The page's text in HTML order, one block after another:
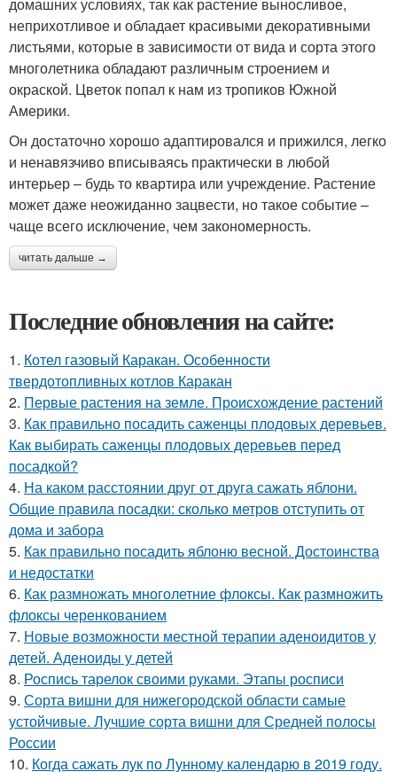
неприхотливое и обладает красивыми декоративными
листьями, которые в зависимости от вида и сорта этого
многолетника обладают различным строением и
окраской. Цветок попал к нам из тропиков Южной
Америки.
Он достаточно хорошо адаптировался и прижился, легко
и ненавязчиво вписываясь практически в любой
интерьер – будь то квартира или учреждение. Растение
может даже неожиданно зацвести, но такое событие –
чаще всего исключение, чем закономерность.
читать дальше →
Последние обновления на сайте:
1. Котел газовый Каракан. Особенности
твердотопливных котлов Каракан
2. Первые растения на земле. Происхождение растений
3. Как правильно посадить саженцы плодовых деревьев.
Как выбирать саженцы плодовых деревьев перед
посадкой?
4. На каком расстоянии друг от друга сажать яблони.
Общие правила посадки: сколько метров отступить от
дома и забора
5. Как правильно посадить яблоню весной. Достоинства
и недостатки
6. Как размножать многолетние флоксы. Как размножить
флоксы черенкованием
7. Новые возможности местной терапии аденоидитов у
детей. Аденоиды у детей
8. Роспись тарелок своими руками. Этапы росписи
9. Сорта вишни для нижегородской области самые
устойчивые. Лучшие сорта вишни для Средней полосы
России
10. Когда сажать лук по Лунному календарю в 2019 году.